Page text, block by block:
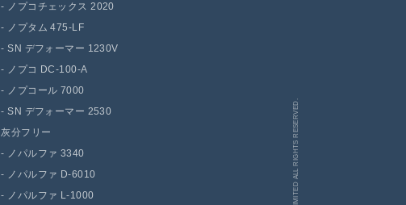
- ノプコチェックス 2020
- ノプタム 475-LF
-SN デフォーマー 1230V
- ノプコ DC-100-A
- ノプコール 7000
-SN デフォーマー 2530
灰分フリー
- ノパルファ 3340
- ノパルファ D-6010
- ノパルファ L-1000